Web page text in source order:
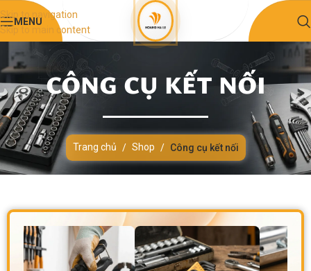
Skip to navigation
Skip to main content
MENU
CÔNG CỤ KẾT NỐI
Trang chủ / Shop / Công cụ kết nối